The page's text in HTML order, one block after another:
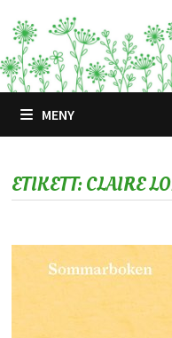
till
innehåll
MENY
ETIKETT:CLAIRE